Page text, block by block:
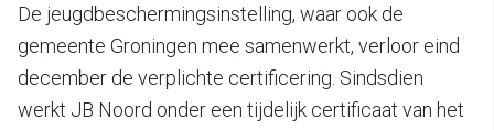
De jeugdbeschermingsinstelling, waar ook de
gemeente Groningen mee samenwerkt, verloor eind
december de verplichte certificering. Sindsdien
werkt JB Noord onder een tijdelijk certificaat van het